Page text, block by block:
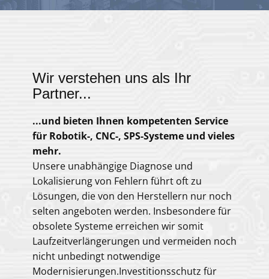
Wir verstehen uns als Ihr
Partner...
...und bieten Ihnen kompetenten Service
für Robotik-, CNC-, SPS-Systeme und vieles
mehr.
Unsere unabhängige Diagnose und
Lokalisierung von Fehlern führt oft zu
Lösungen, die von den Herstellern nur noch
selten angeboten werden. Insbesondere für
obsolete Systeme erreichen wir somit
Laufzeitverlängerungen und vermeiden noch
nicht unbedingt notwendige
Modernisierungen.Investitionsschutz für